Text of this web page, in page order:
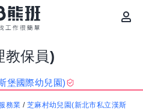
教保員)
堡國際幼兒園)
務業 / 芝麻村幼兒園(新北市私立漢斯